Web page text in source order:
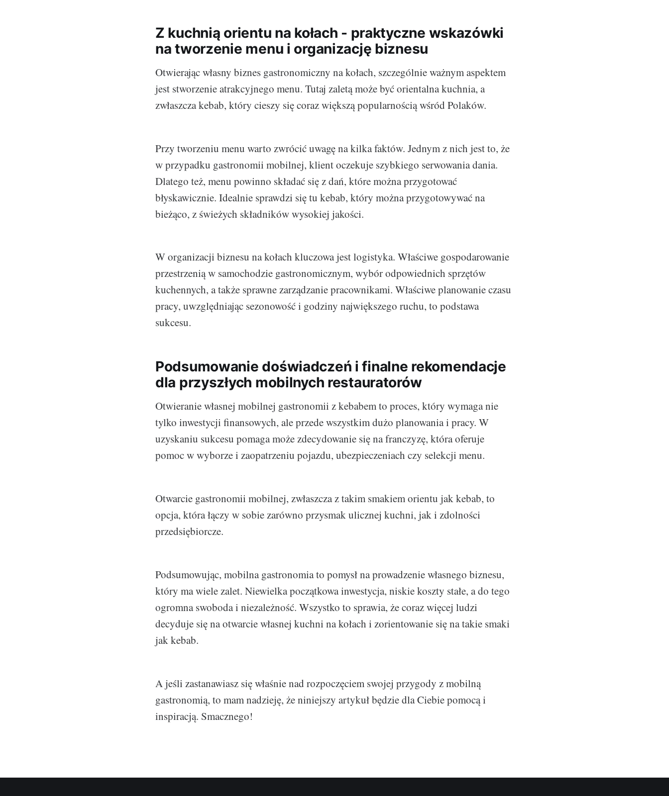
Z kuchnią orientu na kołach - praktyczne wskazówki
na tworzenie menu i organizację biznesu
Otwierając własny biznes gastronomiczny na kołach, szczególnie ważnym aspektem
jest stworzenie atrakcyjnego menu. Tutaj zaletą może być orientalna kuchnia, a
zwłaszcza kebab, który cieszy się coraz większą popularnością wśród Polaków.
Przy tworzeniu menu warto zwrócić uwagę na kilka faktów. Jednym z nich jest to, że
w przypadku gastronomii mobilnej, klient oczekuje szybkiego serwowania dania.
Dlatego też, menu powinno składać się z dań, które można przygotować
błyskawicznie. Idealnie sprawdzi się tu kebab, który można przygotowywać na
bieżąco, z świeżych składników wysokiej jakości.
W organizacji biznesu na kołach kluczowa jest logistyka. Właściwe gospodarowanie
przestrzenią w samochodzie gastronomicznym, wybór odpowiednich sprzętów
kuchennych, a także sprawne zarządzanie pracownikami. Właściwe planowanie czasu
pracy, uwzględniając sezonowość i godziny największego ruchu, to podstawa
sukcesu.
Podsumowanie doświadczeń i finalne rekomendacje
dla przyszłych mobilnych restauratorów
Otwieranie własnej mobilnej gastronomii z kebabem to proces, który wymaga nie
tylko inwestycji finansowych, ale przede wszystkim dużo planowania i pracy. W
uzyskaniu sukcesu pomaga może zdecydowanie się na franczyzę, która oferuje
pomoc w wyborze i zaopatrzeniu pojazdu, ubezpieczeniach czy selekcji menu.
Otwarcie gastronomii mobilnej, zwłaszcza z takim smakiem orientu jak kebab, to
opcja, która łączy w sobie zarówno przysmak ulicznej kuchni, jak i zdolności
przedsiębiorcze.
Podsumowując, mobilna gastronomia to pomysł na prowadzenie własnego biznesu,
który ma wiele zalet. Niewielka początkowa inwestycja, niskie koszty stałe, a do tego
ogromna swoboda i niezależność. Wszystko to sprawia, że coraz więcej ludzi
decyduje się na otwarcie własnej kuchni na kołach i zorientowanie się na takie smaki
jak kebab.
A jeśli zastanawiasz się właśnie nad rozpoczęciem swojej przygody z mobilną
gastronomią, to mam nadzieję, że niniejszy artykuł będzie dla Ciebie pomocą i
inspiracją. Smacznego!